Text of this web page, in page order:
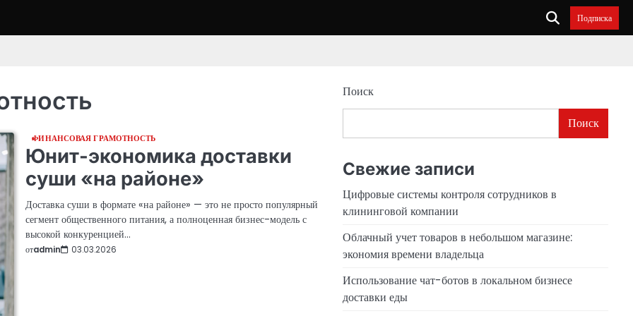
Подписка
ФИНАНСОВАЯ ГРАМОТНОСТЬ
Юнит-экономика доставки
суши «на районе»
Доставка суши в формате «на районе» — это не просто популярный
сегмент общественного питания, а полноценная бизнес-модель с
высокой конкуренцией…
отadmin 03.03.2026
Поиск
Поиск
Свежие записи
Цифровые системы контроля сотрудников в
клининговой компании
Облачный учет товаров в небольшом магазине:
экономия времени владельца
Использование чат-ботов в локальном бизнесе
доставки еды